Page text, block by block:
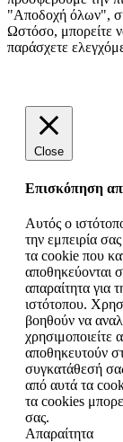
"Αποδοχή όλων",
Ωστόσο, μπορείτε
παράσχετε
Close
Επισκόπηση
Αυτός ο
την εμπειρία
τα cookie που
αποθηκεύονται
απαραίτητα για
ιστότοπου.
βοηθούν να
χρησιμοποιείτε
αποθηκευτούν
συγκατάθεσή
από αυτά τα
τα cookies
σας.
Απαραίτητα